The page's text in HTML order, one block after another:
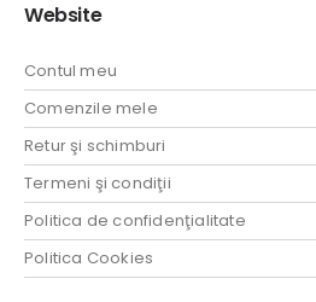
Website
Contul meu
Comenzile mele
Retur şi schimburi
Termeni şi condiţii
Politica de confidenţialitate
Politica Cookies